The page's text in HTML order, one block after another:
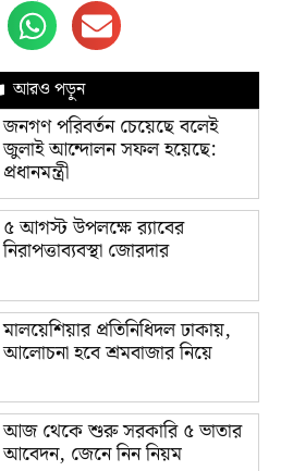
আরও পড়ুন
জনগণ পরিবর্তন চেয়েছে বলেই
জুলাই আন্দোলন সফল হয়েছে:
প্রধানমন্ত্রী
৫ আগস্ট উপলক্ষে র‌্যাবের
নিরাপত্তাব্যবস্থা জোরদার
মালয়েশিয়ার প্রতিনিধিদল ঢাকায়,
আলোচনা হবে শ্রমবাজার নিয়ে
আজ থেকে শুরু সরকারি ৫ ভাতার
আবেদন, জেনে নিন নিয়ম